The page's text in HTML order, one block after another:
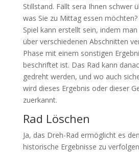
Stillstand. Fällt sera Ihnen schwer
was Sie zu Mittag essen möchten?
Spiel kann erstellt sein, indem
über verschiedenen Abschnitten
Phase mit einem sonstigen
beschriftet ist. Das Rad kann
gedreht werden, und wo auch
wird dieses Ergebnis oder dieser
zuerkannt.
Rad Löschen
Ja, das Dreh-Rad ermöglicht es
historische Ergebnisse zu